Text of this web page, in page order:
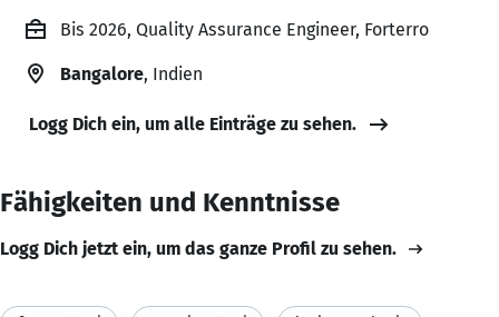
Bis 2026, Quality Assurance Engineer, Forterro
Bangalore, Indien
Logg Dich ein, um alle Einträge zu sehen.
Fähigkeiten und Kenntnisse
Logg Dich jetzt ein, um das ganze Profil zu sehen.